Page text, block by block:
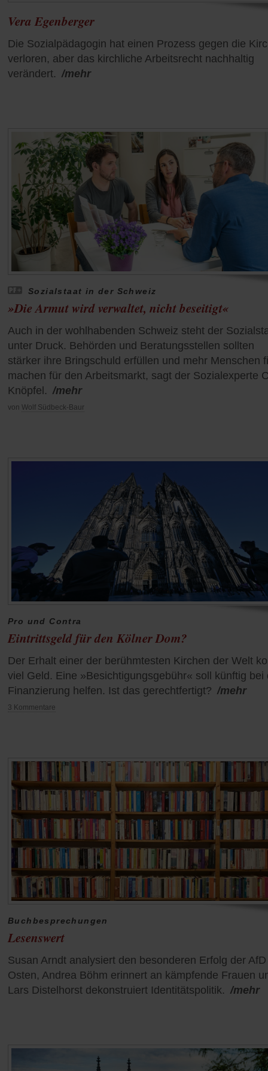
Vera Egenberger
Die Sozialpädagogin hat einen Prozess gegen die
verloren, aber das kirchliche Arbeitsrecht nachhaltig
verändert. /mehr
Sozialstaat in der Schweiz
»Die Armut wird verwaltet, nicht beseitigt«
Auch in der wohlhabenden Schweiz steht der
unter Druck. Behörden und Beratungsstellen sollten
stärker ihre Bringschuld erfüllen und mehr Menschen
machen für den Arbeitsmarkt, sagt der Sozialexperte
Knöpfel. /mehr
von Wolf Südbeck-Baur
Pro und Contra
Eintrittsgeld für den Kölner Dom?
Der Erhalt einer der berühmtesten Kirchen der Welt
viel Geld. Eine »Besichtigungsgebühr« soll künftig bei
Finanzierung helfen. Ist das gerechtfertigt? /mehr
3 Kommentare
Buchbesprechungen
Lesenswert
Susan Arndt analysiert den besonderen Erfolg der
Osten, Andrea Böhm erinnert an kämpfende Frauen
Lars Distelhorst dekonstruiert Identitätspolitik. /mehr